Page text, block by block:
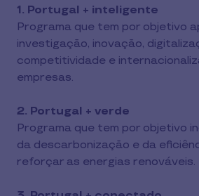
1. Portugal + inteligente
Programa que tem por objetivo
investigação, inovação,
competitividade e
empresas.
2. Portugal + verde
Programa que tem por objetivo
da descarbonização e da
reforçar as energias renováveis.